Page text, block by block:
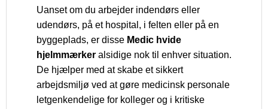
Uanset om du arbejder indendørs eller
udendørs, på et hospital, i felten eller på en
byggeplads, er disse Medic hvide
hjelmmærker alsidige nok til enhver situation.
De hjælper med at skabe et sikkert
arbejdsmiljø ved at gøre medicinsk personale
letgenkendelige for kolleger og i kritiske